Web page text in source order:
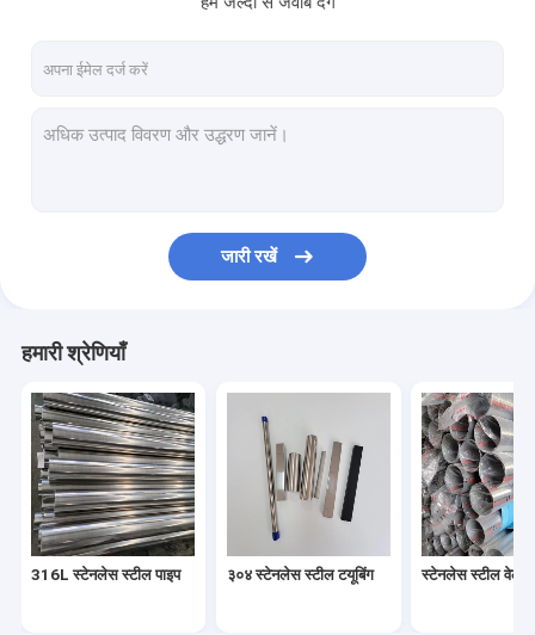
स्टेनलेस स्टील की धातु की चादर
दर्पण स्टेनलेस स्टील शीट
एल्यूमीनियम मिश्र धातु पाइप
एल्यूमीनियम मिश्र धातु शीट
एल्यूमीनियम मिश्र धातु का तार
स्टेनलेस स्टील फिटिंग
जारी रखें
हमारी श्रेणियाँ
316L स्टेनलेस स्टील पाइप ३०४ स्टेनलेस स्टील टयूबिंग स्टेनलेस स्टील वेल्डेड